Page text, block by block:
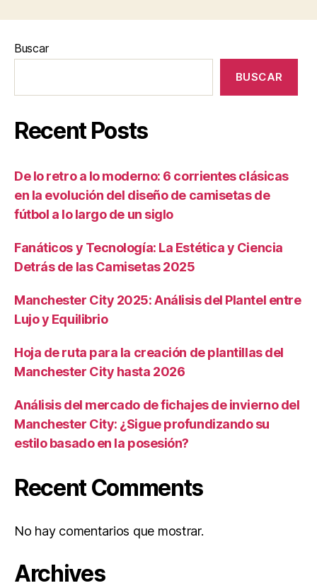
Buscar
BUSCAR
Recent Posts
De lo retro a lo moderno: 6 corrientes clásicas
en la evolución del diseño de camisetas de
fútbol a lo largo de un siglo
Fanáticos y Tecnología: La Estética y Ciencia
Detrás de las Camisetas 2025
Manchester City 2025: Análisis del Plantel entre
Lujo y Equilibrio
Hoja de ruta para la creación de plantillas del
Manchester City hasta 2026
Análisis del mercado de fichajes de invierno del
Manchester City: ¿Sigue profundizando su
estilo basado en la posesión?
Recent Comments
No hay comentarios que mostrar.
Archives